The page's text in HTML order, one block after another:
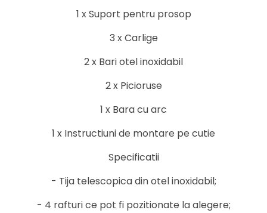
1 x Suport pentru prosop
3 x Carlige
2 x Bari otel inoxidabil
2 x Picioruse
1 x Bara cu arc
1 x Instructiuni de montare pe cutie
Specificatii
- Tija telescopica din otel inoxidabil;
- 4 rafturi ce pot fi pozitionate la alegere;